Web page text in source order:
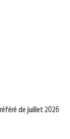
de juillet 2026